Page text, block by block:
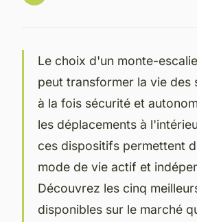
Le choix d'un monte-
peut transformer la vie des
à la fois sécurité et
les déplacements à
ces dispositifs permettent
mode de vie actif et
Découvrez les cinq
disponibles sur le marché